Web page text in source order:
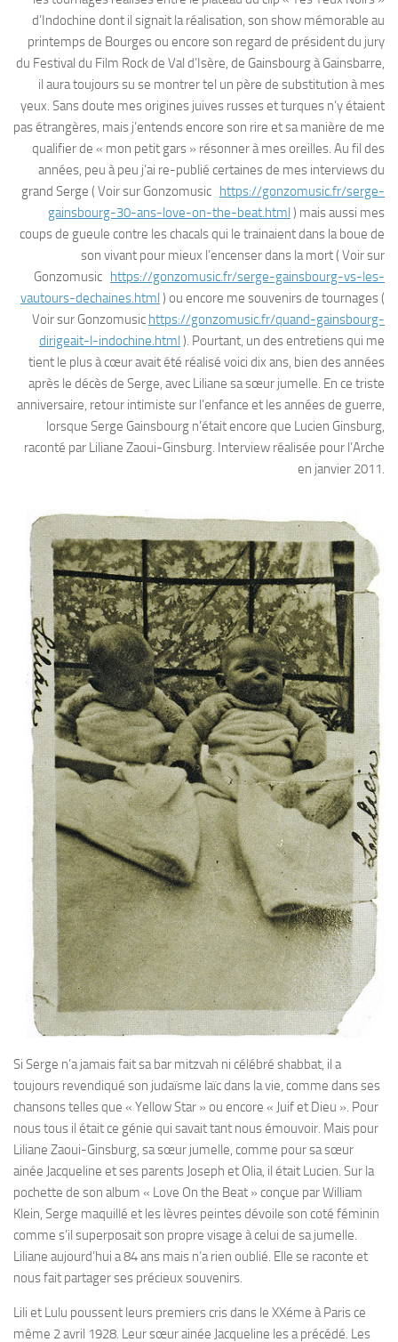
d’Indochine dont il signait la réalisation, son show mémorable au
printemps de Bourges ou encore son regard de président du jury
du Festival du Film Rock de Val d’Isère, de Gainsbourg à Gainsbarre,
il aura toujours su se montrer tel un père de substitution à mes
yeux. Sans doute mes origines juives russes et turques n’y étaient
pas étrangères, mais j’entends encore son rire et sa manière de me
qualifier de « mon petit gars » résonner à mes oreilles. Au fil des
années, peu à peu j’ai re-publié certaines de mes interviews du
grand Serge ( Voir sur Gonzomusic https://gonzomusic.fr/serge-
gainsbourg-30-ans-love-on-the-beat.html ) mais aussi mes
coups de gueule contre les chacals qui le trainaient dans la boue de
son vivant pour mieux l’encenser dans la mort ( Voir sur
Gonzomusic https://gonzomusic.fr/serge-gainsbourg-vs-les-
vautours-dechaines.html ) ou encore me souvenirs de tournages (
Voir sur Gonzomusic https://gonzomusic.fr/quand-gainsbourg-
dirigeait-l-indochine.html ). Pourtant, un des entretiens qui me
tient le plus à cœur avait été réalisé voici dix ans, bien des années
après le décès de Serge, avec Liliane sa sœur jumelle. En ce triste
anniversaire, retour intimiste sur l’enfance et les années de guerre,
lorsque Serge Gainsbourg n’était encore que Lucien Ginsburg,
raconté par Liliane Zaoui-Ginsburg. Interview réalisée pour l’Arche
en janvier 2011.
Si Serge n’a jamais fait sa bar mitzvah ni célébré shabbat, il a
toujours revendiqué son judaïsme laïc dans la vie, comme dans ses
chansons telles que « Yellow Star » ou encore « Juif et Dieu ». Pour
nous tous il était ce génie qui savait tant nous émouvoir. Mais pour
Liliane Zaoui-Ginsburg, sa sœur jumelle, comme pour sa sœur
ainée Jacqueline et ses parents Joseph et Olia, il était Lucien. Sur la
pochette de son album « Love On the Beat » conçue par William
Klein, Serge maquillé et les lèvres peintes dévoile son coté féminin
comme s’il superposait son propre visage à celui de sa jumelle.
Liliane aujourd’hui a 84 ans mais n’a rien oublié. Elle se raconte et
nous fait partager ses précieux souvenirs.
Lili et Lulu poussent leurs premiers cris dans le XXéme à Paris ce
même 2 avril 1928. Leur sœur ainée Jacqueline les a précédé. Les